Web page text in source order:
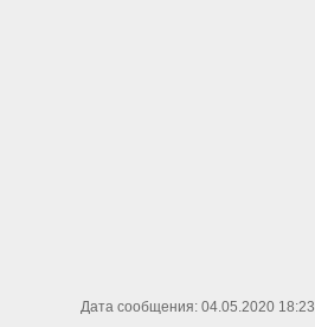
Дата сообщения: 04.05.2020 18:23